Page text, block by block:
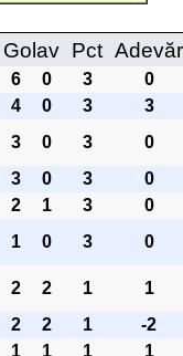
Golav Pct Adevăr
6 0 3
0
4 0 3
3
3 0 3
0
3 0 3
0
2 1 3
0
1 0 3 0
2 2 1
1
2 2 1
-2
1 1 1
1